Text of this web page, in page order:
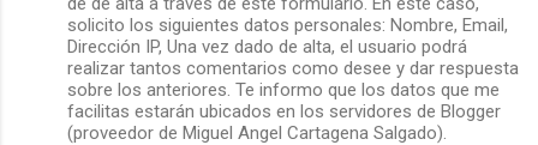
solicito los siguientes datos personales: Nombre, Email,
Dirección IP, Una vez dado de alta, el usuario podrá
realizar tantos comentarios como desee y dar respuesta
sobre los anteriores. Te informo que los datos que me
facilitas estarán ubicados en los servidores de Blogger
(proveedor de Miguel Angel Cartagena Salgado).